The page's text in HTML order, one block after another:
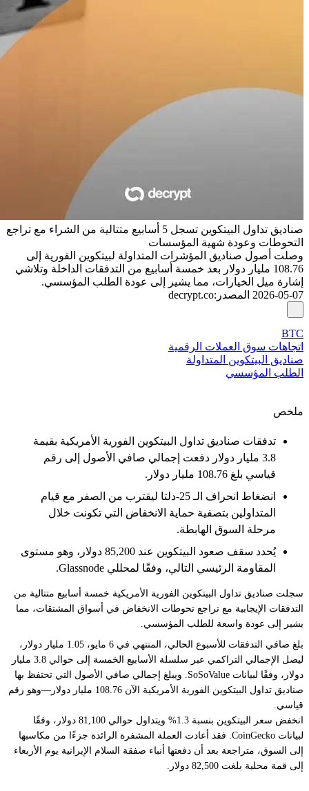
صناديق تداول البيتكوين تسجل 5 أسابيع متتالية من الشراء مع تراجع
التحوطات وعودة شهية المؤسسات
وصلت أصول صناديق المؤشرات المتداولة لبيتكوين الفورية إلى
108.76 مليار دولار بعد خمسة أسابيع من التدفقات الداخلة وتلاشي
إشارة ميل الخيارات، مما يشير إلى عودة الطلب المؤسسي.
2026-05-07 المصدر :
decrypt.co
BTC
اتجاهات سوق العملات الرقمية
صناديق البيتكوين المتداولة
الطلب المؤسسي
ملخص
تدفقات صناديق تداول البيتكوين الفورية الأمريكية بقيمة
3.8 مليار دولار دفعت إجمالي صافي الأصول إلى رقم
قياسي بلغ 108.76 مليار دولار.
انضغاط انحراف الـ 25-دلتا ليقترب من الصفر مع قيام
المتداولين بتصفية حماية الانخفاض التي تكونت خلال
مرحلة السوق الهابطة.
يُحدد سقف صعود البيتكوين عند 85,200 دولار، وهو مستوى
المقاومة الرئيسي التالي، وفقًا لمحللي Glassnode.
سجلت صناديق تداول البيتكوين الفورية الأمريكية خمسة أسابيع متتالية من
التدفقات الإيجابية مع تراجع تحوطات الانخفاض في أسواق المشتقات، مما
يشير إلى عودة واسعة للطلب المؤسسي.
بلغ صافي التدفقات للأسبوع الحالي، المنتهي في 6 مايو، 1.05 مليار دولار،
ليصل الإجمالي التراكمي عبر سلسلة الأسابيع الخمسة إلى حوالي 3.8 مليار
دولار، وفقًا لبيانات SoSoValue. ويبلغ إجمالي صافي الأصول التي تحتفظ بها
صناديق تداول البيتكوين الفورية الأمريكية الآن 108.76 مليار دولار—وهو رقم
قياسي.
انخفض سعر البيتكوين بنسبة 1.3% ويتداول حوالي 81,100 دولار، وفقًا
لبيانات CoinGecko. فقد أعادت العملة المشفرة الرائدة جزءًا من مكاسبها
إلى السوق، متراجعة بعد أن دفعتها أنباء صفقة السلام الإيرانية يوم الأربعاء
إلى قمة محلية بلغت 82,500 دولار.